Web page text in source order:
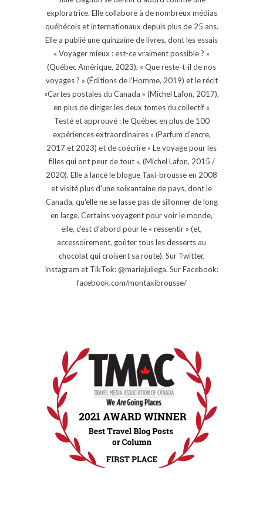
exploratrice. Elle collabore à de nombreux médias
québécois et internationaux depuis plus de 25 ans.
Elle a publié une quinzaine de livres, dont les essais
« Voyager mieux : est-ce vraiment possible ? »
(Québec Amérique, 2023), « Que reste-t-il de nos
voyages ? » (Éditions de l'Homme, 2019) et le récit
«Cartes postales du Canada » (Michel Lafon, 2017),
en plus de diriger les deux tomes du collectif «
Testé et approuvé : le Québec en plus de 100
expériences extraordinaires » (Parfum d'encre,
2017 et 2023) et de coécrire « Le voyage pour les
filles qui ont peur de tout », (Michel Lafon, 2015 /
2020). Elle a lancé le blogue Taxi-brousse en 2008
et visité plus d'une soixantaine de pays, dont le
Canada, qu'elle ne se lasse pas de sillonner de long
en large. Certains voyagent pour voir le monde,
elle, c’est d’abord pour le « ressentir » (et,
accessoirement, goûter tous les desserts au
chocolat qui croisent sa route). Sur Twitter,
Instagram et TikTok: @mariejuliega. Sur Facebook:
facebook.com/montaxibrousse/